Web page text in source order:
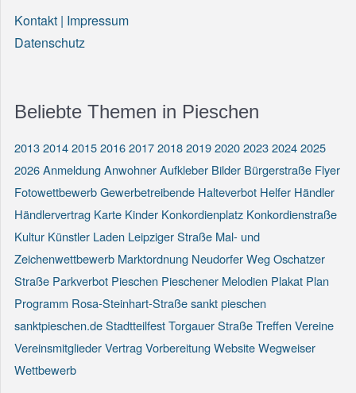
Kontakt | Impressum
Datenschutz
Beliebte Themen in Pieschen
20132014201520162017201820192020202320242025
2026AnmeldungAnwohnerAufkleber Bilder Bürgerstraße Flyer
FotowettbewerbGewerbetreibende Halteverbot Helfer Händler
Händlervertrag Karte Kinder Konkordienplatz Konkordienstraße
Kultur Künstler Laden Leipziger Straße Mal- und
Zeichenwettbewerb Marktordnung Neudorfer WegOschatzer
Straße Parkverbot Pieschen Pieschener Melodien Plakat Plan
Programm Rosa-Steinhart-Straßesankt pieschen
sanktpieschen.deStadtteilfestTorgauer StraßeTreffenVereine
VereinsmitgliederVertragVorbereitungWebsiteWegweiser
Wettbewerb